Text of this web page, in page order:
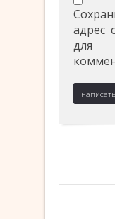
адрес
для